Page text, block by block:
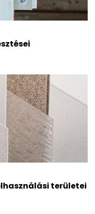
területei